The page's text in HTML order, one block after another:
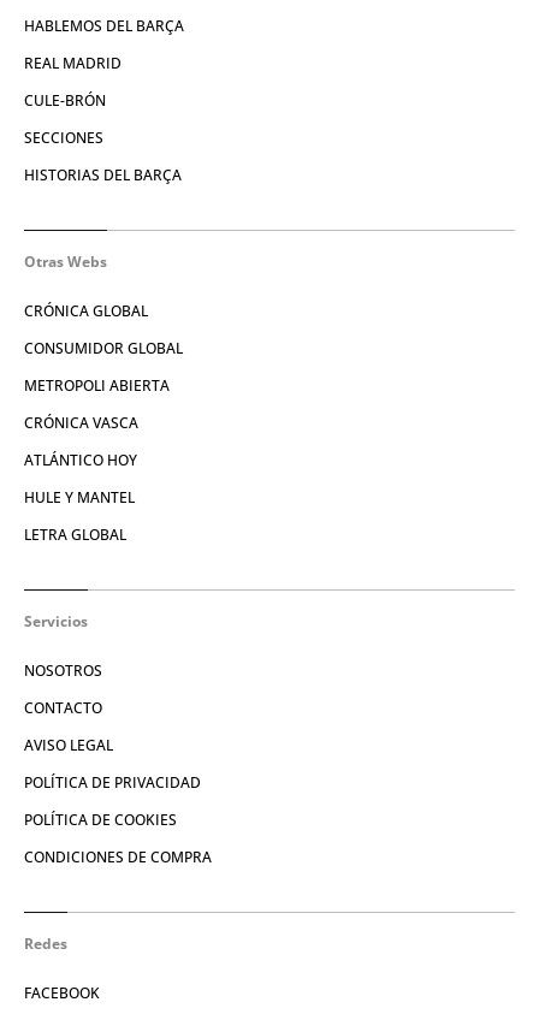
HABLEMOS DEL BARÇA
REAL MADRID
CULE-BRÓN
SECCIONES
HISTORIAS DEL BARÇA
Otras Webs
CRÓNICA GLOBAL
CONSUMIDOR GLOBAL
METROPOLI ABIERTA
CRÓNICA VASCA
ATLÁNTICO HOY
HULE Y MANTEL
LETRA GLOBAL
Servicios
NOSOTROS
CONTACTO
AVISO LEGAL
POLÍTICA DE PRIVACIDAD
POLÍTICA DE COOKIES
CONDICIONES DE COMPRA
Redes
FACEBOOK